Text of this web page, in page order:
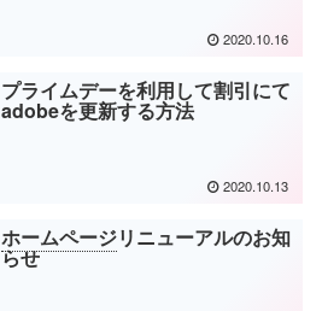
2020.10.16
プライムデーを利用して割引にて
adobeを更新する方法
2020.10.13
ホームページリニューアルのお知
らせ